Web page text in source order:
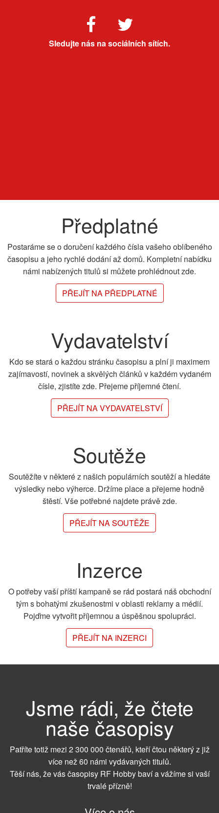
Sledujte nás na sociálních sítích.
Předplatné
Postaráme se o doručení každého čísla vašeho oblíbeného
časopisu a jeho rychlé dodání až domů. Kompletní nabídku
námi nabízených titulů si můžete prohlédnout zde.
PŘEJÍT NA PŘEDPLATNÉ
Vydavatelství
Kdo se stará o každou stránku časopisu a plní ji maximem
zajímavostí, novinek a skvělých článků v každém vydaném
čísle, zjistíte zde. Přejeme příjemné čtení.
PŘEJÍT NA VYDAVATELSTVÍ
Soutěže
Soutěžíte v některé z našich populárních soutěží a hledáte
výsledky nebo výherce. Držíme place a přejeme hodně
štěstí. Vše potřebné najdete právě zde.
PŘEJÍT NA SOUTĚŽE
Inzerce
O potřeby vaší příští kampaně se rád postará náš obchodní
tým s bohatými zkušenostmi v oblasti reklamy a médií.
Pojďme vytvořit příjemnou a úspěšnou spolupráci.
PŘEJÍT NA INZERCI
Jsme rádi, že čtete
naše časopisy
Patříte totiž mezi 2 300 000 čtenářů, kteří čtou některý z již
více než 60 námi vydávaných titulů.
Těší nás, že vás časopisy RF Hobby baví a vážíme si vaší
trvalé přízně!